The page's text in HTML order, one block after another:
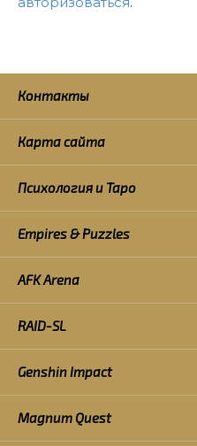
Контакты
Карта сайта
Психология и Таро
Empires & Puzzles
AFK Arena
RAID-SL
Genshin Impact
Magnum Quest